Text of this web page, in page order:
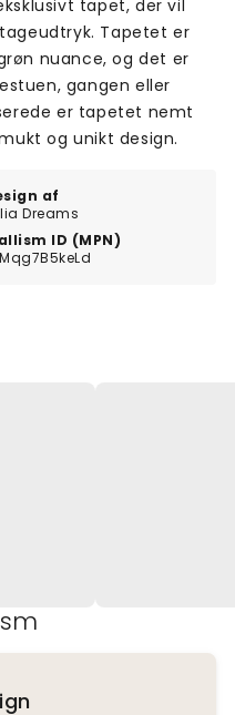
af
Dreams
ID (MPN)
tapet, der vil
Tapetet er
nuance, og det er
gangen eller
er tapetet nemt
og unikt design.